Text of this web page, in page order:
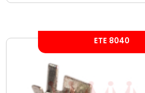
ETE 8040